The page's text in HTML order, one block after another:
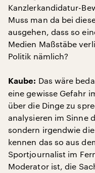
Kanzlerkandidatur-
Muss man da bei
ausgehen, dass so
Medien Maßstäbe
Politik nämlich?
Kaube: Das wäre
eine gewisse Gefahr
über die Dinge zu
analysieren im Sinne
sondern irgendwie
kennen das so aus
Sportjournalist im
Moderator ist, die